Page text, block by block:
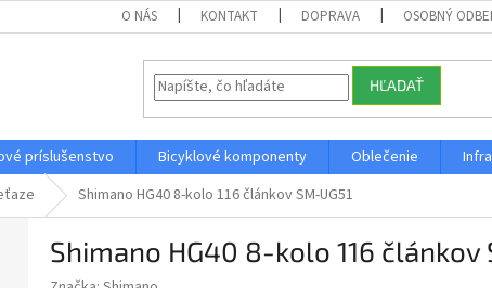
O NÁS KONTAKT DOPRAVA OSOBNÝ
HĽADAŤ
príslušenstvo Bicyklové komponenty Oblečenie
Shimano HG40 8-kolo 116 článkov SM-UG51
Shimano HG40 8-kolo 116 článkov